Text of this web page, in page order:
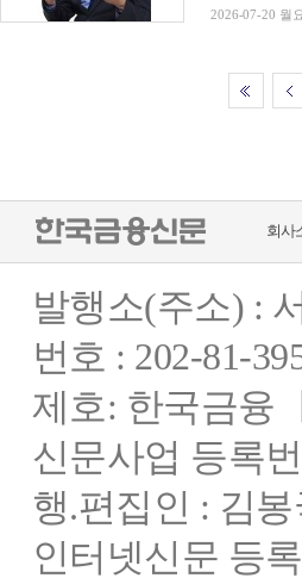
2026-07-20 월
회사
발행소(주소) :
번호 : 202-81-
제호: 한국금융
신문사업 등록
행.편집인 : 김
인터넷신문 등